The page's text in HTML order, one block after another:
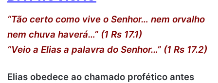
“Tão certo como vive o Senhor… nem orvalho
nem chuva haverá…” (1 Rs 17.1)
“Veio a Elias a palavra do Senhor…” (1 Rs 17.2)
Elias obedece ao chamado profético antes